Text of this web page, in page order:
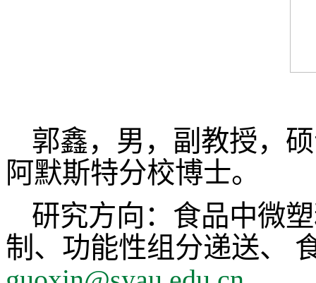
郭鑫，男， 副教授，
阿默斯特分校博士。
研究方向 ： 食品中微
制 、 功能性组分递送、